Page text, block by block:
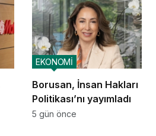
kazandıracak yaşam
alanları üretmek
Borusan, İnsan Hakları
Politikası’nı yayımladı
EKONOMİ
5 gün önce